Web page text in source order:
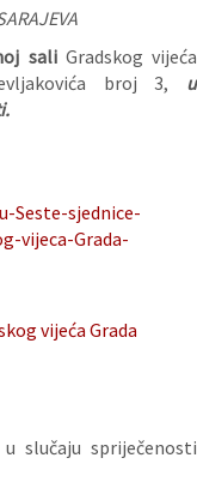
sali Gradskog vijeća
broj 3, u
Seste-sjednice-
vijeca-Grada-
vijeća Grada
slučaju spriječenosti